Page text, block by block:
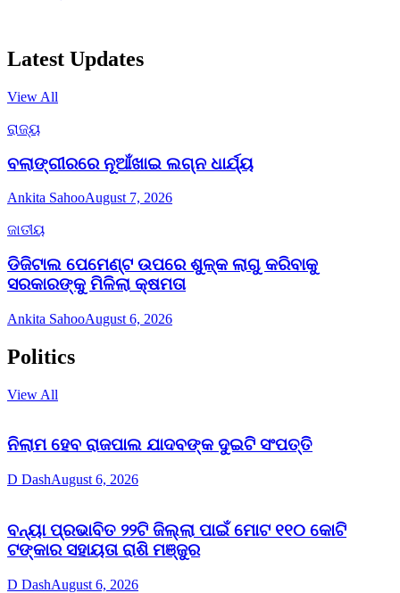
Latest Updates
View All
ରାଜ୍ୟ
ବଲାଙ୍ଗୀରରେ ନୂଆଁଖାଇ ଲଗ୍ନ ଧାର୍ଯ୍ୟ
Ankita SahooAugust 7, 2026
ଜାତୀୟ
ଡିଜିଟାଲ ପେମେଣ୍ଟ ଉପରେ ଶୁଳ୍କ ଲାଗୁ କରିବାକୁ
ସରକାରଙ୍କୁ ମିଳିଲା କ୍ଷମତା
Ankita SahooAugust 6, 2026
Politics
View All
ନିଲାମ ହେବ ରାଜପାଲ ଯାଦବଙ୍କ ଦୁଇଟି ସଂପତ୍ତି
D DashAugust 6, 2026
ବନ୍ୟା ପ୍ରଭାବିତ ୨୨ଟି ଜିଲ୍ଲା ପାଇଁ ମୋଟ ୧୧୦ କୋଟି
ଟଙ୍କାର ସହାୟତା ରାଶି ମଞ୍ଜୁର
D DashAugust 6, 2026